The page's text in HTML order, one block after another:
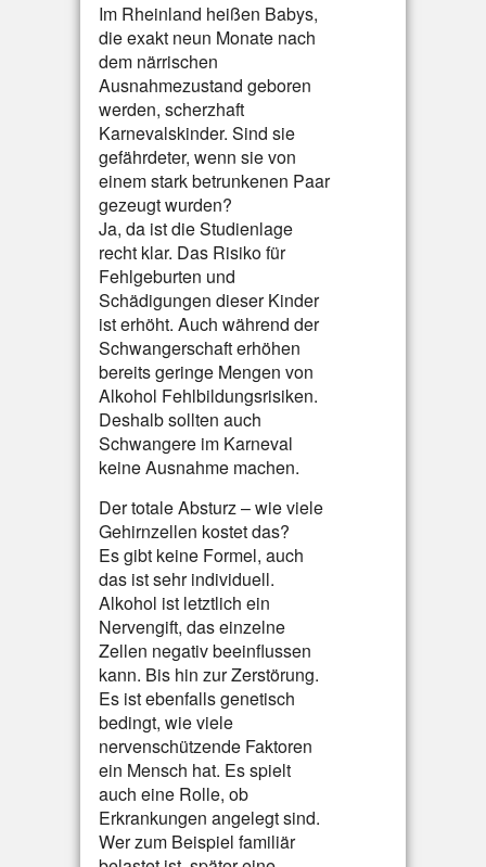
Im Rheinland heißen Babys,
die exakt neun Monate nach
dem närrischen
Ausnahmezustand geboren
werden, scherzhaft
Karnevalskinder. Sind sie
gefährdeter, wenn sie von
einem stark betrunkenen Paar
gezeugt wurden?
Ja, da ist die Studienlage
recht klar. Das Risiko für
Fehlgeburten und
Schädigungen dieser Kinder
ist erhöht. Auch während der
Schwangerschaft erhöhen
bereits geringe Mengen von
Alkohol Fehlbildungsrisiken.
Deshalb sollten auch
Schwangere im Karneval
keine Ausnahme machen.
Der totale Absturz – wie viele
Gehirnzellen kostet das?
Es gibt keine Formel, auch
das ist sehr individuell.
Alkohol ist letztlich ein
Nervengift, das einzelne
Zellen negativ beeinflussen
kann. Bis hin zur Zerstörung.
Es ist ebenfalls genetisch
bedingt, wie viele
nervenschützende Faktoren
ein Mensch hat. Es spielt
auch eine Rolle, ob
Erkrankungen angelegt sind.
Wer zum Beispiel familiär